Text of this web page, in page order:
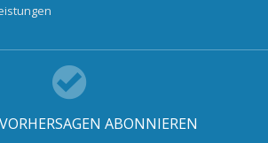
ABONNIEREN